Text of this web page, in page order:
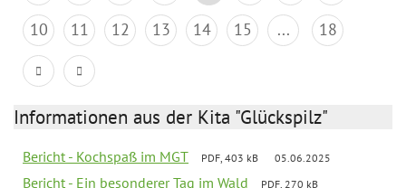
10
11 12 13 14 15 ... 18
Informationen aus der Kita "Glückspilz"
Bericht - Kochspaß im MGT PDF, 403 kB 05.06.2025
Bericht - Ein besonderer Tag im Wald
PDF, 270 kB